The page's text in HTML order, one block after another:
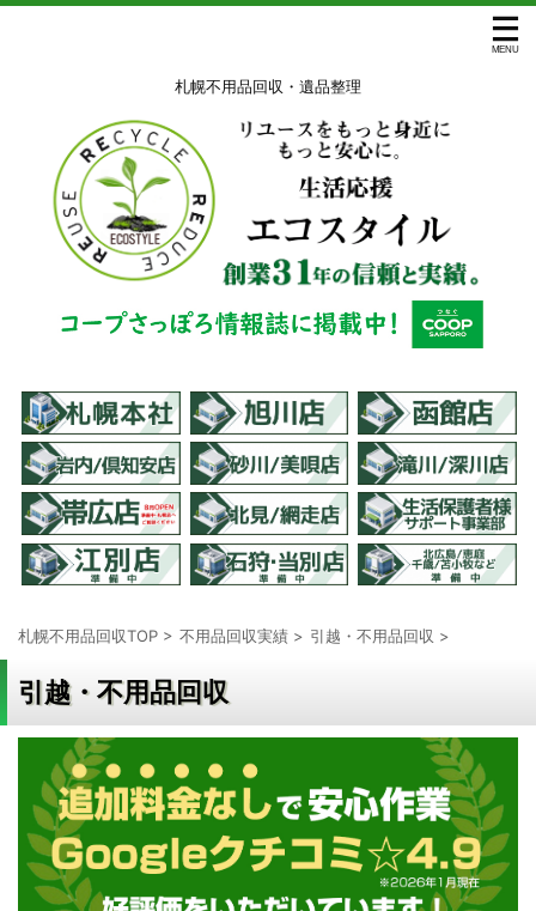
札幌不用品回収・遺品整理
札幌不用品回収TOP > 不用品回収実績 > 引越・不用品回収 >
引越・不用品回収